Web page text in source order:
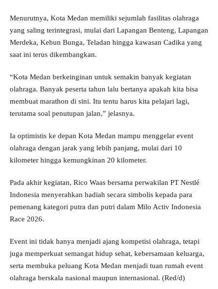
Menurutnya, Kota Medan memiliki sejumlah fasilitas olahraga
yang saling terintegrasi, mulai dari Lapangan Benteng, Lapangan
Merdeka, Kebun Bunga, Teladan hingga kawasan Cadika yang
saat ini terus dikembangkan.
“Kota Medan berkeinginan untuk semakin banyak kegiatan
olahraga. Banyak peserta tahun lalu bertanya apakah kita bisa
membuat marathon di sini. Itu tentu harus kita pelajari lagi,
terutama soal penutupan jalan,” jelasnya.
Ia optimistis ke depan Kota Medan mampu menggelar event
olahraga dengan jarak yang lebih panjang, mulai dari 10
kilometer hingga kemungkinan 20 kilometer.
Pada akhir kegiatan, Rico Waas bersama perwakilan PT Nestlé
Indonesia menyerahkan hadiah secara simbolis kepada para
pemenang kategori putra dan putri dalam Milo Activ Indonesia
Race 2026.
Event ini tidak hanya menjadi ajang kompetisi olahraga, tetapi
juga memperkuat semangat hidup sehat, kebersamaan keluarga,
serta membuka peluang Kota Medan menjadi tuan rumah event
olahraga berskala nasional maupun internasional. (Red/d)